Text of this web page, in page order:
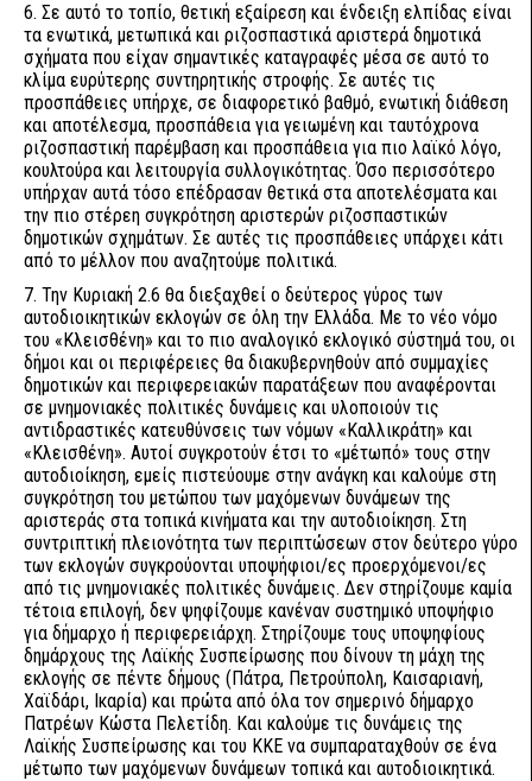
6. Σε αυτό το τοπίο, θετική εξαίρεση και ένδειξη ελπίδας είναι
τα ενωτικά, μετωπικά και ριζοσπαστικά αριστερά δημοτικά
σχήματα που είχαν σημαντικές καταγραφές μέσα σε αυτό το
κλίμα ευρύτερης συντηρητικής στροφής. Σε αυτές τις
προσπάθειες υπήρχε, σε διαφορετικό βαθμό, ενωτική διάθεση
και αποτέλεσμα, προσπάθεια για γειωμένη και ταυτόχρονα
ριζοσπαστική παρέμβαση και προσπάθεια για πιο λαϊκό λόγο,
κουλτούρα και λειτουργία συλλογικότητας. Όσο περισσότερο
υπήρχαν αυτά τόσο επέδρασαν θετικά στα αποτελέσματα και
την πιο στέρεη συγκρότηση αριστερών ριζοσπαστικών
δημοτικών σχημάτων. Σε αυτές τις προσπάθειες υπάρχει κάτι
από το μέλλον που αναζητούμε πολιτικά.
7. Την Κυριακή 2.6 θα διεξαχθεί ο δεύτερος γύρος των
αυτοδιοικητικών εκλογών σε όλη την Ελλάδα. Με το νέο νόμο
του «Κλεισθένη» και το πιο αναλογικό εκλογικό σύστημά του, οι
δήμοι και οι περιφέρειες θα διακυβερνηθούν από συμμαχίες
δημοτικών και περιφερειακών παρατάξεων που αναφέρονται
σε μνημονιακές πολιτικές δυνάμεις και υλοποιούν τις
αντιδραστικές κατευθύνσεις των νόμων «Καλλικράτη» και
«Κλεισθένη». Αυτοί συγκροτούν έτσι το «μέτωπό» τους στην
αυτοδιοίκηση, εμείς πιστεύουμε στην ανάγκη και καλούμε στη
συγκρότηση του μετώπου των μαχόμενων δυνάμεων της
αριστεράς στα τοπικά κινήματα και την αυτοδιοίκηση. Στη
συντριπτική πλειονότητα των περιπτώσεων στον δεύτερο γύρο
των εκλογών συγκρούονται υποψήφιοι/ες προερχόμενοι/ες
από τις μνημονιακές πολιτικές δυνάμεις. Δεν στηρίζουμε καμία
τέτοια επιλογή, δεν ψηφίζουμε κανέναν συστημικό υποψήφιο
για δήμαρχο ή περιφερειάρχη. Στηρίζουμε τους υποψηφίους
δημάρχους της Λαϊκής Συσπείρωσης που δίνουν τη μάχη της
εκλογής σε πέντε δήμους (Πάτρα, Πετρούπολη, Καισαριανή,
Χαϊδάρι, Ικαρία) και πρώτα από όλα τον σημερινό δήμαρχο
Πατρέων Κώστα Πελετίδη. Και καλούμε τις δυνάμεις της
Λαϊκής Συσπείρωσης και του ΚΚΕ να συμπαραταχθούν σε ένα
μέτωπο των μαχόμενων δυνάμεων τοπικά και αυτοδιοικητικά.